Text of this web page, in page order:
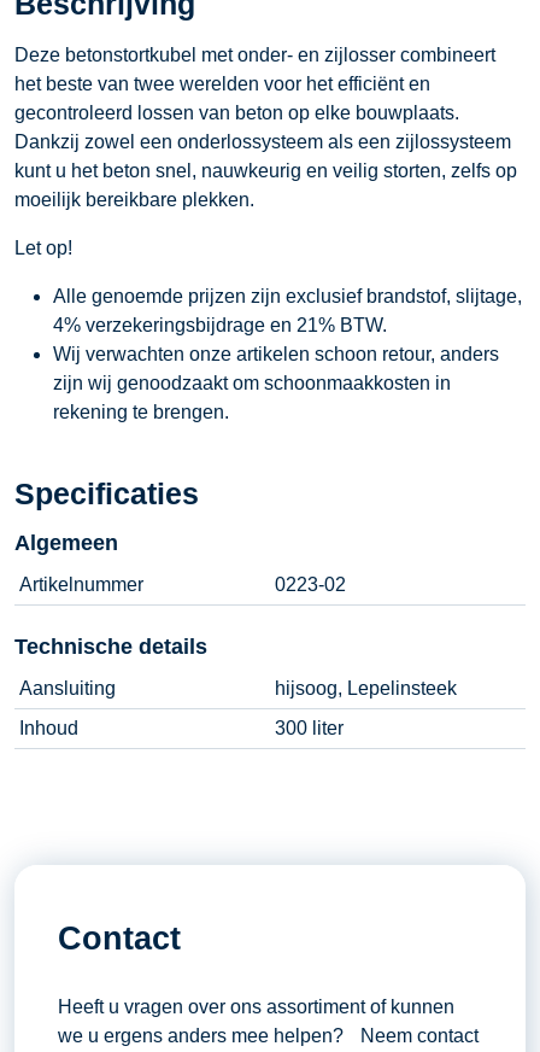
Deze betonstortkubel met onder- en zijlosser combineert
het beste van twee werelden voor het efficiënt en
gecontroleerd lossen van beton op elke bouwplaats.
Dankzij zowel een onderlossysteem als een zijlossysteem
kunt u het beton snel, nauwkeurig en veilig storten, zelfs op
moeilijk bereikbare plekken.
Let op!
Alle genoemde prijzen zijn exclusief brandstof, slijtage,
4% verzekeringsbijdrage en 21% BTW.
Wij verwachten onze artikelen schoon retour, anders
zijn wij genoodzaakt om schoonmaakkosten in
rekening te brengen.
Specificaties
Algemeen
Artikelnummer 0223-02
Technische details
Aansluiting
hijsoog, Lepelinsteek
Inhoud
300 liter
Contact
Heeft u vragen over ons assortiment of kunnen
we u ergens anders mee helpen? Neem contact